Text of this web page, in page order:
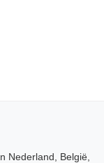
Nederland, België,